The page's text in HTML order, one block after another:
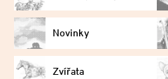
Novinky
Zvířata